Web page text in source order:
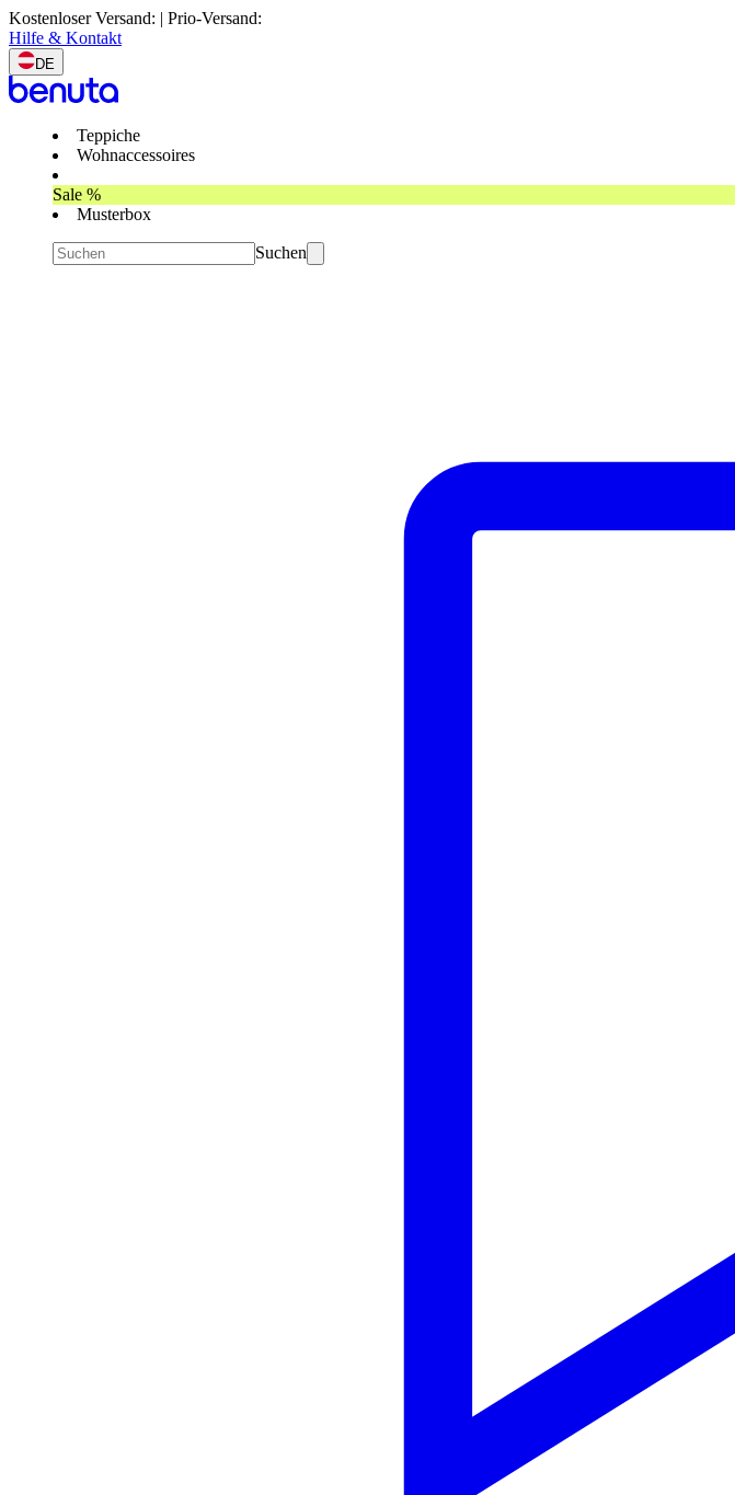
Kostenloser Versand: | Prio-Versand:
Hilfe & Kontakt
DE
Teppiche
Wohnaccessoires
Sale %
Musterbox
Suchen